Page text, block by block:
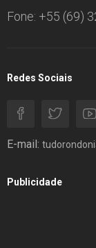
Fone: +55 (69)
Redes Sociais
E-mail:
Publicidade